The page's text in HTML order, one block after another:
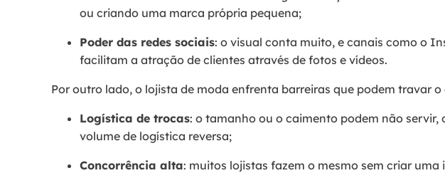
ou criando uma marca própria pequena;
Poder das redes sociais: o visual conta muito, e canais como o
facilitam a atração de clientes através de fotos e vídeos.
Por outro lado, o lojista de moda enfrenta barreiras que podem travar o
Logística de trocas: o tamanho ou o caimento podem não servir,
volume de logística reversa;
Concorrência alta: muitos lojistas fazem o mesmo sem criar uma